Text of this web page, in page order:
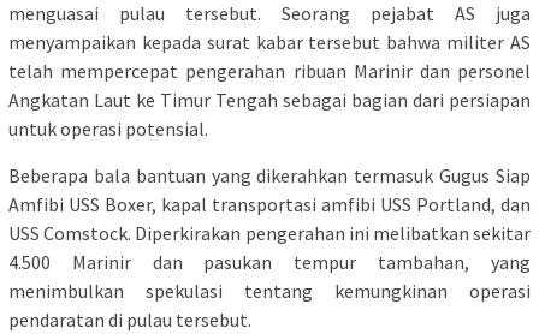
menguasai pulau tersebut. Seorang pejabat AS juga
menyampaikan kepada surat kabar tersebut bahwa militer AS
telah mempercepat pengerahan ribuan Marinir dan personel
Angkatan Laut ke Timur Tengah sebagai bagian dari persiapan
untuk operasi potensial.
Beberapa bala bantuan yang dikerahkan termasuk Gugus Siap
Amfibi USS Boxer, kapal transportasi amfibi USS Portland, dan
USS Comstock. Diperkirakan pengerahan ini melibatkan sekitar
4.500 Marinir dan pasukan tempur tambahan, yang
menimbulkan spekulasi tentang kemungkinan operasi
pendaratan di pulau tersebut.